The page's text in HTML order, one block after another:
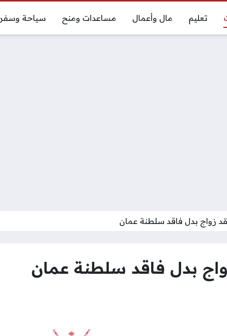
تعليم مال وأعمال مساعدات ومنح سياحة وسفر
زواج بدل فاقد سلطنة عمان
بدل فاقد سلطنة عمان